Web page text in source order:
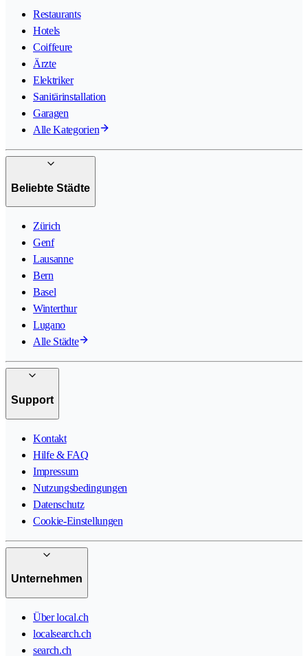
Restaurants
Hotels
Coiffeure
Ärzte
Elektriker
Sanitärinstallation
Garagen
Alle Kategorien
Beliebte Städte
Zürich
Genf
Lausanne
Bern
Basel
Winterthur
Lugano
Alle Städte
Support
Kontakt
Hilfe & FAQ
Impressum
Nutzungsbedingungen
Datenschutz
Cookie-Einstellungen
Unternehmen
Über local.ch
localsearch.ch
search.ch